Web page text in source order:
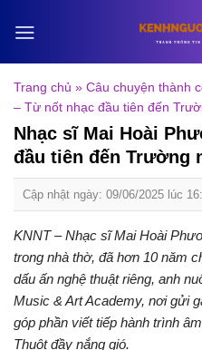
Trang chủ » Câu chuyện thành
– Từ nốt nhạc đầu tiên đến
Nhạc sĩ Mai Hoài
đầu tiên đến Trường
Cập nhật ngày: 09/06/2025 lúc
KNNT – Nhạc sĩ Mai Hoài
trong nhà thờ, đã hơn 10 năm
dấu ấn nghệ thuật riêng, anh
Music & Art Academy, nơi gửi
góp phần viết tiếp hành trình
Thuột đầy nắng gió.